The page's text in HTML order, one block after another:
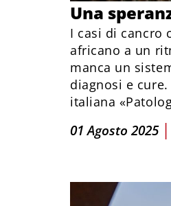
Una
I casi di cancro
africano a un
manca un
diagnosi e
italiana
01 Agosto 2025 |